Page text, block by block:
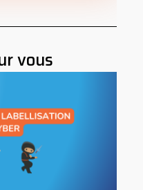
vous